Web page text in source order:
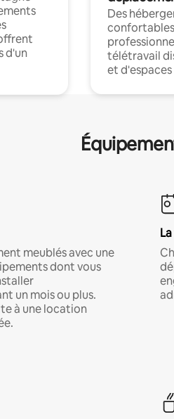
d'un
Des
télétravail
et
meublés avec une
dont vous
un mois ou plus.
à une location